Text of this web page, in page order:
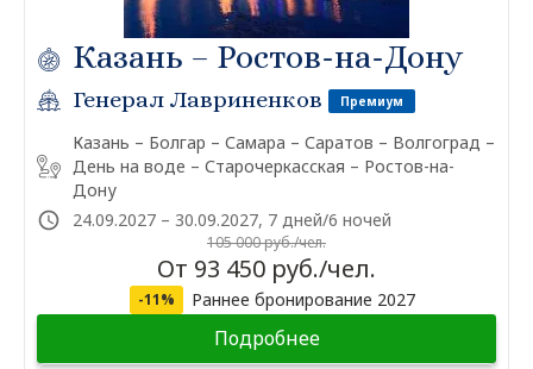
Казань – Ростов-на-Дону
Генерал Лавриненков Премиум
Казань – Болгар – Самара – Саратов – Волгоград –
День на воде – Старочеркасская – Ростов-на-
Дону
24.09.2027 – 30.09.2027, 7 дней/6 ночей
105 000 руб./чел.
От 93 450 руб./чел.
-11% Раннее бронирование 2027
Подробнее